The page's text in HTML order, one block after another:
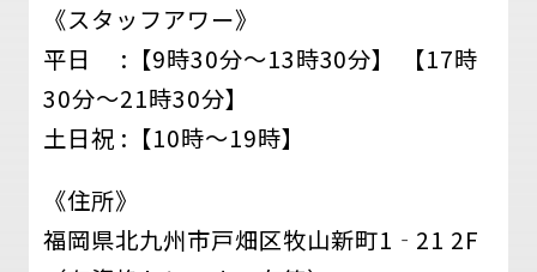
《スタッフアワー》
平日 :【9時30分～13時30分】 【17時
30分～21時30分】
土日祝 :【10時～19時】
《住所》
福岡県北九州市戸畑区牧山新町1‐21 2F